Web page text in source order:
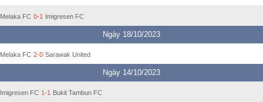
Melaka FC 0-1 Imigresen FC
Ngày 18/10/2023
Melaka FC 2-0 Sarawak United
Ngày 14/10/2023
Imigresen FC 1-1 Bukit Tambun FC